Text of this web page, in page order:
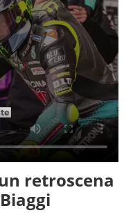
retroscena